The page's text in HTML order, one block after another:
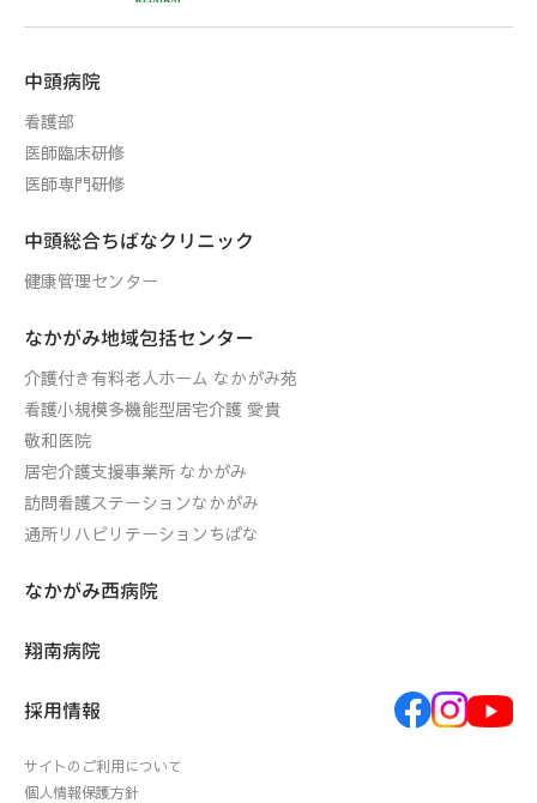
中頭病院
看護部
医師臨床研修
医師専門研修
中頭総合ちばなクリニック
健康管理センター
なかがみ地域包括センター
介護付き有料老人ホーム なかがみ苑
看護小規模多機能型居宅介護 愛貴
敬和医院
居宅介護支援事業所 なかがみ
訪問看護ステーションなかがみ
通所リハビリテーションちばな
なかがみ西病院
翔南病院
採用情報
サイトのご利用について
個人情報保護方針